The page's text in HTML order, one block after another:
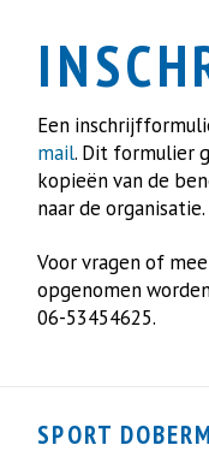
Een
mail. Dit formulier
kopieën van de
naar de
Voor vragen of
opgenomen
06-53454625.
SPORT